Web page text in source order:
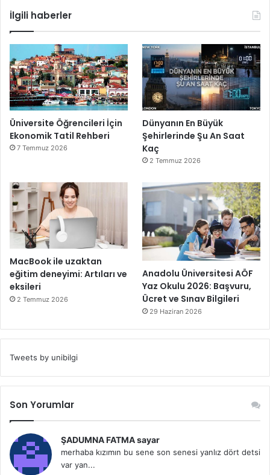
İlgili haberler
Üniversite Öğrencileri İçin
Ekonomik Tatil Rehberi
7 Temmuz 2026
Dünyanın En Büyük
Şehirlerinde Şu An Saat
Kaç
2 Temmuz 2026
MacBook ile uzaktan
eğitim deneyimi: Artıları ve
eksileri
2 Temmuz 2026
Anadolu Üniversitesi AÖF
Yaz Okulu 2026: Başvuru,
Ücret ve Sınav Bilgileri
29 Haziran 2026
Tweets by unibilgi
Son Yorumlar
ŞADUMNA FATMA sayar
merhaba kızımın bu sene son senesi yanlız dört detsi
var yan...